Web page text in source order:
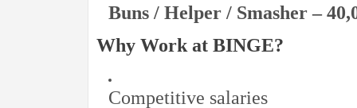
Buns / Helper / Smasher –
Why Work at BINGE?
Competitive salaries